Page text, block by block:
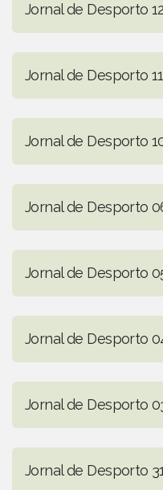
Jornal de Desporto
Jornal de Desporto
Jornal de Desporto
Jornal de Desporto
Jornal de Desporto
Jornal de Desporto
Jornal de Desporto
Jornal de Desporto